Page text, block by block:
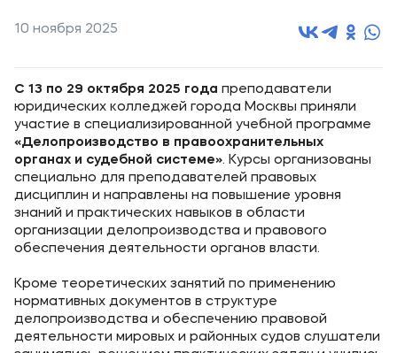
10 ноября 2025
С 13 по 29 октября 2025 года преподаватели
юридических колледжей города Москвы приняли
участие в специализированной учебной программе
«Делопроизводство в правоохранительных
органах и судебной системе». Курсы организованы
специально для преподавателей правовых
дисциплин и направлены на повышение уровня
знаний и практических навыков в области
организации делопроизводства и правового
обеспечения деятельности органов власти.
Кроме теоретических занятий по применению
нормативных документов в структуре
делопроизводства и обеспечению правовой
деятельности мировых и районных судов слушатели